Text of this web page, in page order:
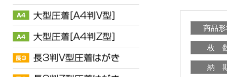
商品
枚
納